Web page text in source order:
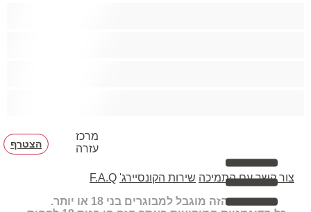
מרכז
עזרה
הצטרף
צור קשר עם התמיכה שירות הקונסיירג' F.A.Q
האתר הזה מוגבל למבוגרים בני 18 או יותר.